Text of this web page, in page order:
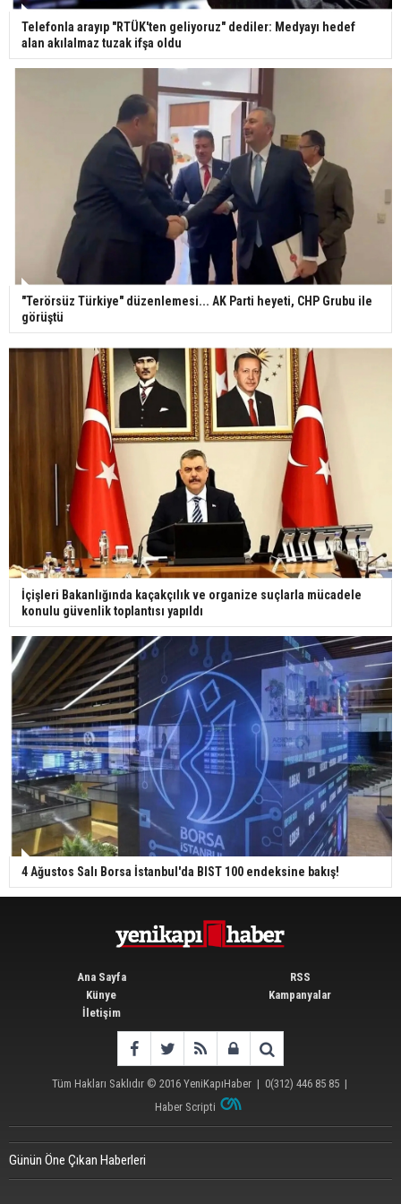
Telefonla arayıp "RTÜK'ten geliyoruz" dediler: Medyayı hedef
alan akılalmaz tuzak ifşa oldu
"Terörsüz Türkiye" düzenlemesi... AK Parti heyeti, CHP Grubu ile
görüştü
İçişleri Bakanlığında kaçakçılık ve organize suçlarla mücadele
konulu güvenlik toplantısı yapıldı
4 Ağustos Salı Borsa İstanbul'da BIST 100 endeksine bakış!
Ana Sayfa
Künye
İletişim
RSS
Kampanyalar
Tüm Hakları Saklıdır © 2016 YeniKapıHaber| 0(312) 446 85 85|
Haber Scripti
Günün Öne Çıkan Haberleri